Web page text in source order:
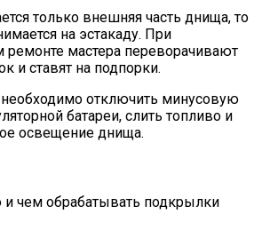
только внешняя часть днища, то
на эстакаду. При
ремонте мастера переворачивают
и ставят на подпорки.
отключить минусовую
батареи, слить топливо и
освещение днища.